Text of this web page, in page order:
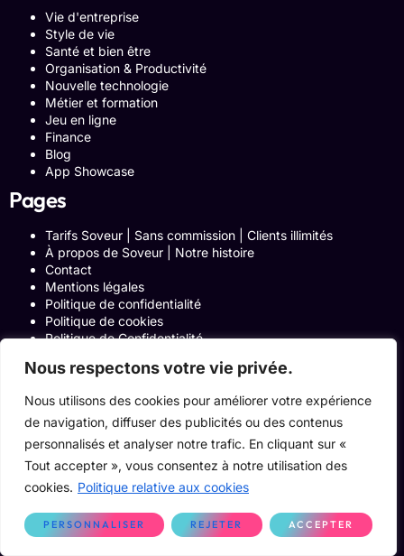
Nous respectons votre vie privée.
Nous utilisons des cookies pour améliorer votre expérience
de navigation, diffuser des publicités ou des contenus
personnalisés et analyser notre trafic. En cliquant sur «
Tout accepter », vous consentez à notre utilisation des
cookies. Politique relative aux cookies
PERSONNALISER REJETER ACCEPTER
Vie d'entreprise
Style de vie
Santé et bien être
Organisation & Productivité
Nouvelle technologie
Métier et formation
Jeu en ligne
Finance
Blog
App Showcase
Pages
Tarifs Soveur | Sans commission | Clients illimités
À propos de Soveur | Notre histoire
Contact
Mentions légales
Politique de confidentialité
Politique de cookies
Politique de Confidentialité
Blog
Programme Affiliation
Conditions générales d’utilisation
ACCUEIL
Onglets Zone Affilié
Le Blog
Devenir pro